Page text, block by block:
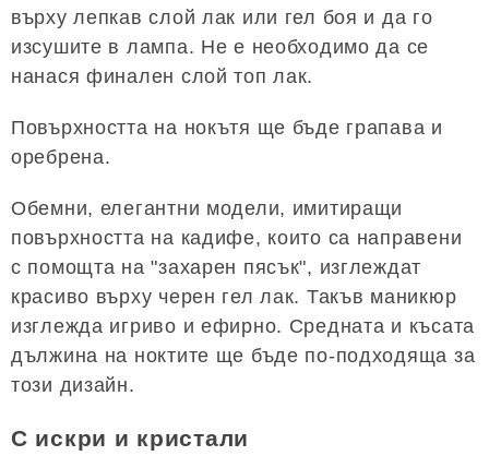
върху лепкав слой лак или гел боя и да го
изсушите в лампа. Не е необходимо да се
нанася финален слой топ лак.
Повърхността на нокътя ще бъде грапава и
оребрена.
Обемни, елегантни модели, имитиращи
повърхността на кадифе, които са направени
с помощта на "захарен пясък", изглеждат
красиво върху черен гел лак. Такъв маникюр
изглежда игриво и ефирно. Средната и късата
дължина на ноктите ще бъде по-подходяща за
този дизайн.
С искри и кристали